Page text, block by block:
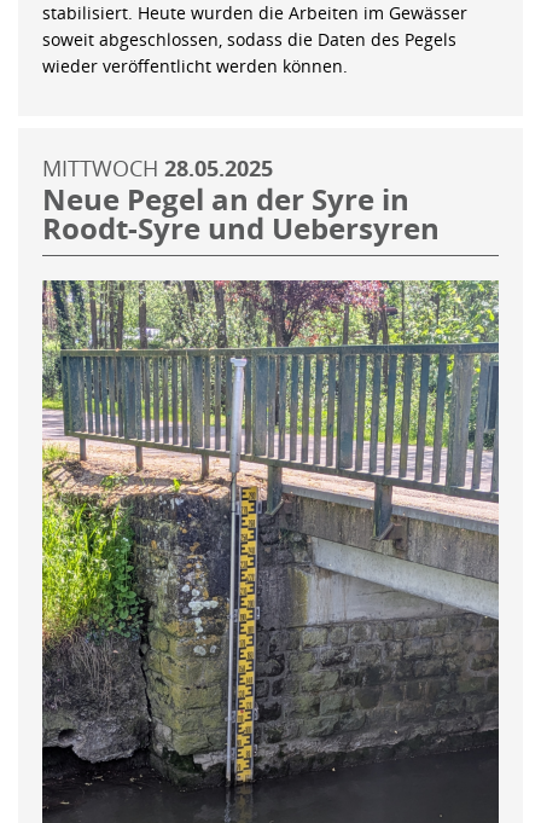
stabilisiert. Heute wurden die Arbeiten im Gewässer
soweit abgeschlossen, sodass die Daten des Pegels
wieder veröffentlicht werden können.
MITTWOCH 28.05.2025
Neue Pegel an der Syre in
Roodt-Syre und Uebersyren